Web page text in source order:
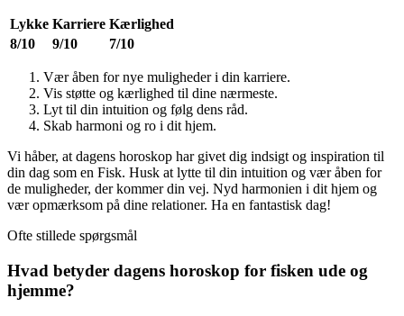
Lykke Karriere Kærlighed
8/10
9/10 7/10
Vær åben for nye muligheder i din karriere.
Vis støtte og kærlighed til dine nærmeste.
Lyt til din intuition og følg dens råd.
Skab harmoni og ro i dit hjem.
Vi håber, at dagens horoskop har givet dig indsigt og inspiration til
din dag som en Fisk. Husk at lytte til din intuition og vær åben for
de muligheder, der kommer din vej. Nyd harmonien i dit hjem og
vær opmærksom på dine relationer. Ha en fantastisk dag!
Ofte stillede spørgsmål
Hvad betyder dagens horoskop for fisken ude og
hjemme?